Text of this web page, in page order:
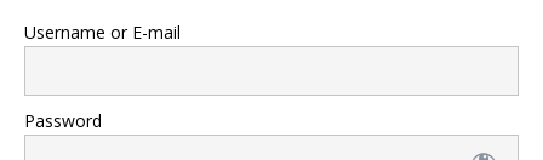
Username or E-mail
Password